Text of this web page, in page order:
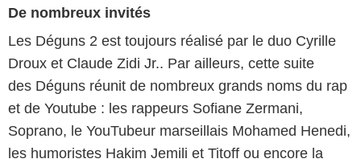
De nombreux invités
Les Déguns 2 est toujours réalisé par le duo Cyrille
Droux et Claude Zidi Jr.. Par ailleurs, cette suite
des Déguns réunit de nombreux grands noms du rap
et de Youtube : les rappeurs Sofiane Zermani,
Soprano, le YouTubeur marseillais Mohamed Henedi,
les humoristes Hakim Jemili et Titoff ou encore la